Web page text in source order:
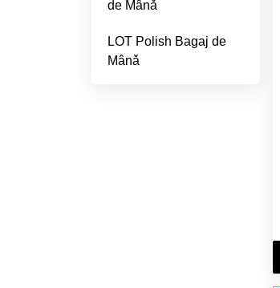
de Mânǎ
LOT Polish Bagaj de
Mânǎ